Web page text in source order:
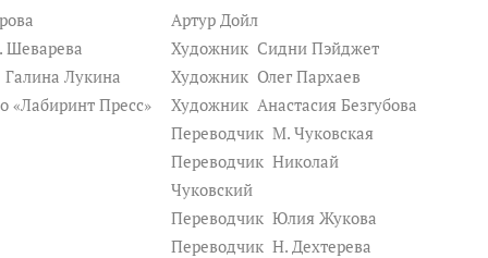
Шеварева
Галина Лукина
«Лабиринт Пресс»
Артур Дойл
Художник Сидни Пэйджет
Художник Олег Пархаев
Художник Анастасия Безгубова
Переводчик М. Чуковская
Переводчик Николай
Чуковский
Переводчик Юлия Жукова
Переводчик Н. Дехтерева